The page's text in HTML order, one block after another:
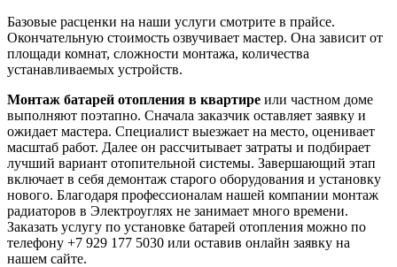
Базовые расценки на наши услуги смотрите в прайсе.
Окончательную стоимость озвучивает мастер. Она зависит от
площади комнат, сложности монтажа, количества
устанавливаемых устройств.
Монтаж батарей отопления в квартире или частном доме
выполняют поэтапно. Сначала заказчик оставляет заявку и
ожидает мастера. Специалист выезжает на место, оценивает
масштаб работ. Далее он рассчитывает затраты и подбирает
лучший вариант отопительной системы. Завершающий этап
включает в себя демонтаж старого оборудования и установку
нового. Благодаря профессионалам нашей компании монтаж
радиаторов в Электроуглях не занимает много времени.
Заказать услугу по установке батарей отопления можно по
телефону +7 929 177 5030 или оставив онлайн заявку на
нашем сайте.